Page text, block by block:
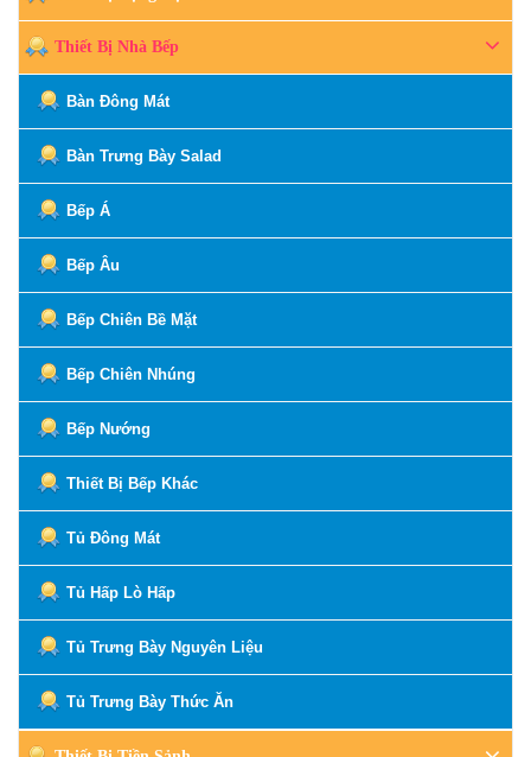
Thiết Bị Nhà Bếp
Bàn Đông Mát
Bàn Trưng Bày Salad
Bếp Á
Bếp Âu
Bếp Chiên Bề Mặt
Bếp Chiên Nhúng
Bếp Nướng
Thiết Bị Bếp Khác
Tủ Đông Mát
Tủ Hấp Lò Hấp
Tủ Trưng Bày Nguyên Liệu
Tủ Trưng Bày Thức Ăn